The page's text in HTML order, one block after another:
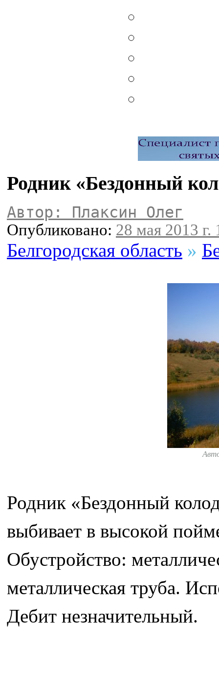
Родник «Бездонный
Автор: Плаксин Олег
Опубликовано: 28 мая 2013 г.
Белгородская область »
Родник «Бездонный
выбивает в высокой
Обустройство:
металлическая труба.
Дебит незначительный.